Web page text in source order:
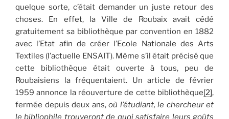
quelque sorte, c’était demander un juste retour des
choses. En effet, la Ville de Roubaix avait cédé
gratuitement sa bibliothèque par convention en 1882
avec l’Etat afin de créer l’Ecole Nationale des Arts
Textiles (l’actuelle ENSAIT). Même s’il était précisé que
cette bibliothèque était ouverte à tous, peu de
Roubaisiens la fréquentaient. Un article de février
1959 annonce la réouverture de cette bibliothèque[2],
fermée depuis deux ans, où l’étudiant, le chercheur et
le bibliophile trouveront de quoi satisfaire leurs goûts